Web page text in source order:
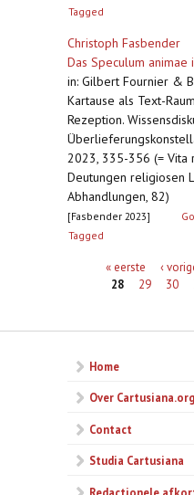
Tagged
Christoph Fasbender
Das Speculum animae
in: Gilbert Fournier &
Kartause als Text-
Rezeption.
2023, 335-356 (= Vita
Deutungen religiosen
Abhandlungen, 82)
[Fasbender 2023]
Tagged
Pagina's« eerste ‹
28
29 30
Home
Over Cartusiana.org
Contact
Studia Cartusiana